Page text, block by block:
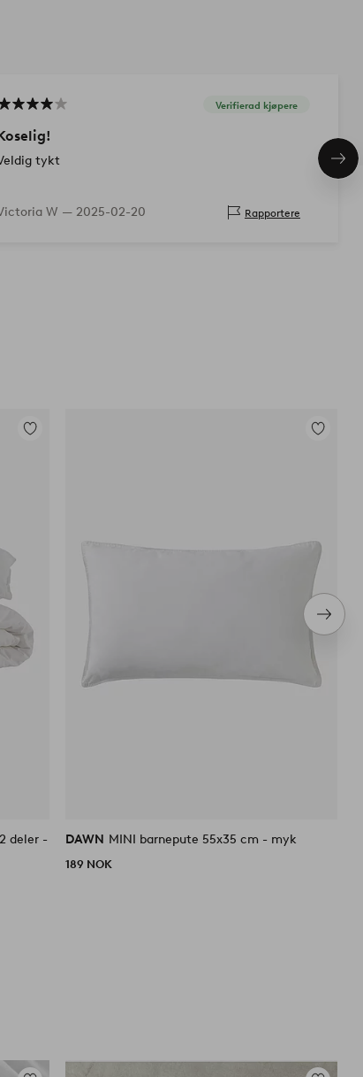
Verifierad kjøpere
tykt
W — 2025-02-20 Rapportere
Legg
deler -
Legg
DAWN MINI barnepute 55x35 cm - myk
189 NOK
Neste